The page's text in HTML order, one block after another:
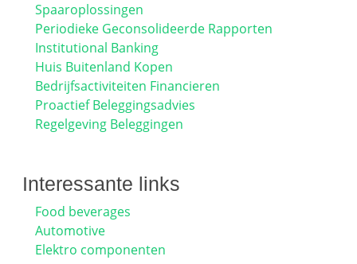
Spaaroplossingen
Periodieke Geconsolideerde Rapporten
Institutional Banking
Huis Buitenland Kopen
Bedrijfsactiviteiten Financieren
Proactief Beleggingsadvies
Regelgeving Beleggingen
Interessante links
Food beverages
Automotive
Elektro componenten